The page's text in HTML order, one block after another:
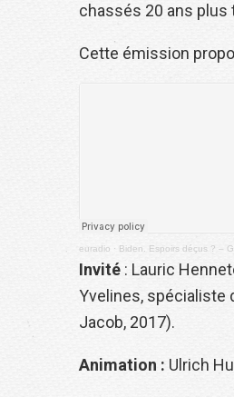
chassés 20 ans plus
Cette émission
euradio · Biden. Espoirs déçus ? –
Invité : Lauric
Yvelines, spécialiste
Jacob, 2017).
Animation : Ulrich